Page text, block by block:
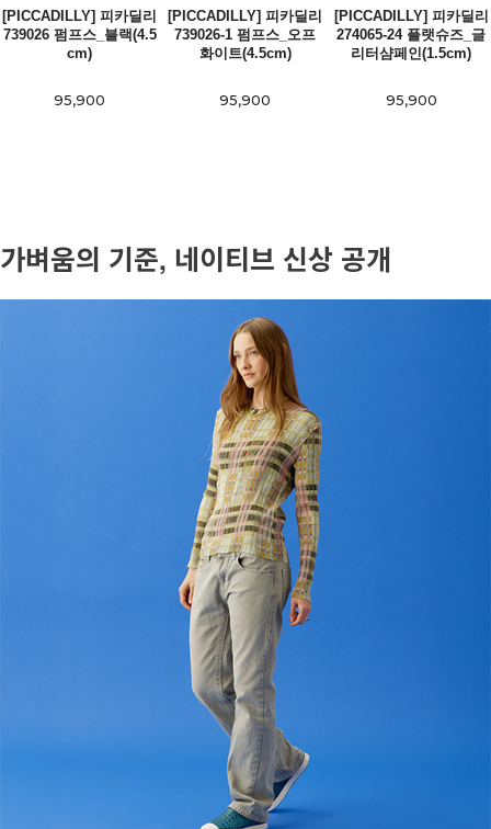
[PICCADILLY] 피카딜리
739026 펌프스_블랙(4.5
cm)
95,900
[PICCADILLY] 피카딜리
739026-1 펌프스_오프
화이트(4.5cm)
95,900
[PICCADILLY] 피카딜리
274065-24 플랫슈즈_글
리터샴페인(1.5cm)
95,900
가벼움의 기준, 네이티브 신상 공개